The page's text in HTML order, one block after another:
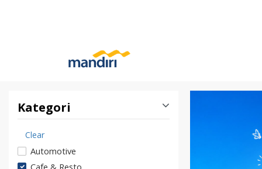
Kategori
Clear
Automotive
Cafe & Resto